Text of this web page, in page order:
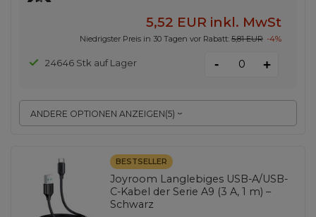
ANDERE OPTIONEN ANZEIGEN(5)
5,52 EUR inkl. MwSt
Niedrigster Preis in 30 Tagen vor Rabatt: 5,81 EUR -4%
24646 Stk auf Lager - +
BESTSELLER
Joyroom Langlebiges USB-A/USB-
C-Kabel der Serie A9 (3 A, 1 m) –
Schwarz